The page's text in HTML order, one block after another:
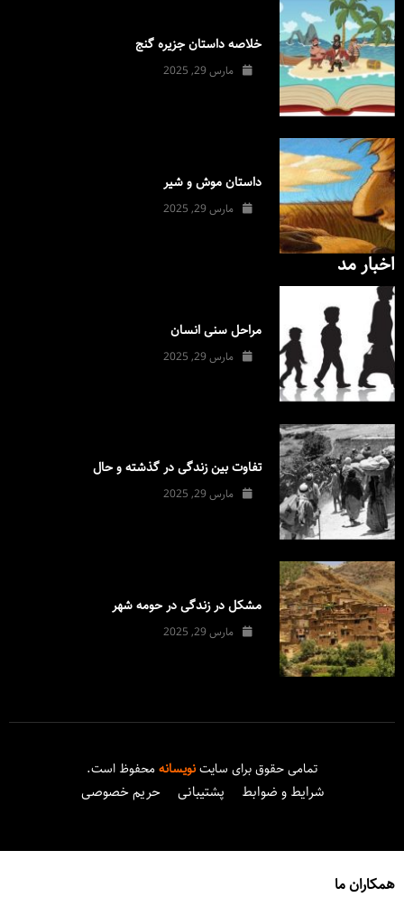
خلاصه داستان جزیره گنج
مارس 29, 2025
داستان موش و شیر
مارس 29, 2025
اخبار مد
مراحل سنی انسان
مارس 29, 2025
تفاوت بین زندگی در گذشته و حال
مارس 29, 2025
مشکل در زندگی در حومه شهر
مارس 29, 2025
تمامی حقوق برای سایتنویسانهمحفوظ است.
شرایط و ضوابط پشتیبانی حریم خصوصی
همکاران ما